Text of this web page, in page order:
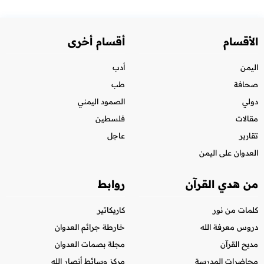
الأقسام
اليمن
صحافة
دولي
مقالات
تقارير
العدوان على اليمن
أقسام أخرى
أدب
طب
الصمود اليمني
فلسطين
عاجل
من هدي القرآن
كلمات من نور
دروس معرفة الله
مديح القرآن
محاضرات المدرسة
روابط
كاريكاتير
خارطة جرائم العدوان
مجلة بصمات العدوان
مركز وسائط أنصار الله